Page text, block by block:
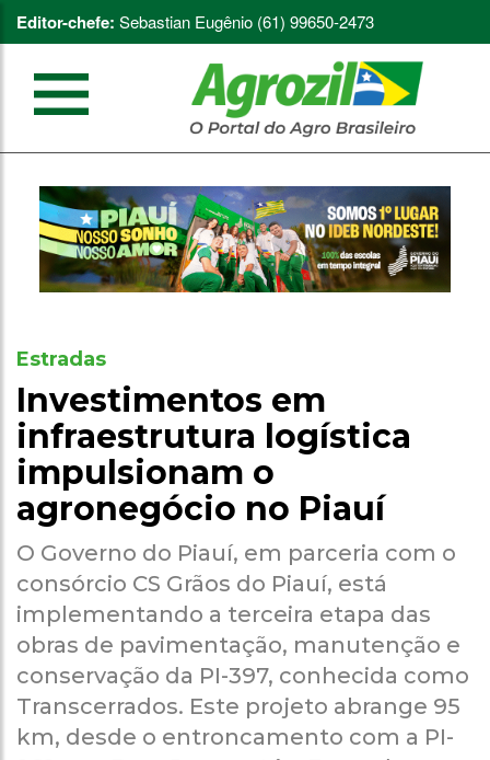
Editor-chefe: Sebastian Eugênio (61) 99650-2473
Estradas
Investimentos em
infraestrutura logística
impulsionam o
agronegócio no Piauí
O Governo do Piauí, em parceria com o
consórcio CS Grãos do Piauí, está
implementando a terceira etapa das
obras de pavimentação, manutenção e
conservação da PI-397, conhecida como
Transcerrados. Este projeto abrange 95
km, desde o entroncamento com a PI-